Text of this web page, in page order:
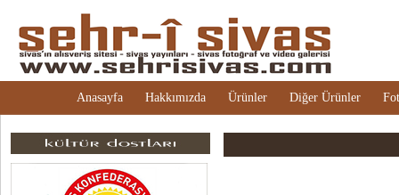
Anasayfa Hakkımızda Ürünler Diğer Ürünler